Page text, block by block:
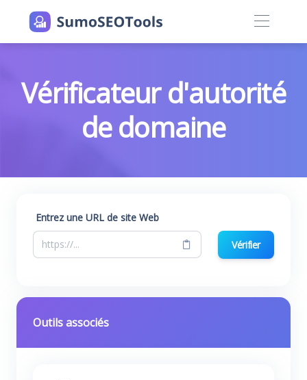
Vérificateur d'autorité
de domaine
Entrez une URL de site Web
Vérifier
Outils associés